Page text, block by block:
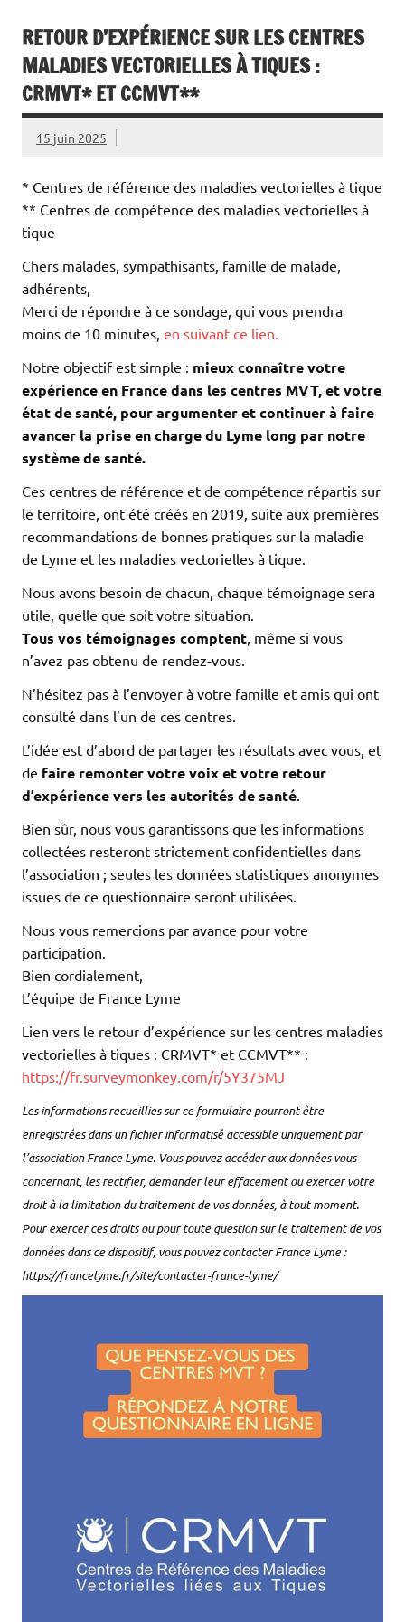
RETOUR D’EXPÉRIENCE SUR LES CENTRES
MALADIES VECTORIELLES À TIQUES :
CRMVT* ET CCMVT**
15 juin 2025
* Centres de référence des maladies vectorielles à tique
** Centres de compétence des maladies vectorielles à
tique
Chers malades, sympathisants, famille de malade,
adhérents,
Merci de répondre à ce sondage, qui vous prendra
moins de 10 minutes, en suivant ce lien.
Notre objectif est simple : mieux connaître votre
expérience en France dans les centres MVT, et votre
état de santé, pour argumenter et continuer à faire
avancer la prise en charge du Lyme long par notre
système de santé.
Ces centres de référence et de compétence répartis sur
le territoire, ont été créés en 2019, suite aux premières
recommandations de bonnes pratiques sur la maladie
de Lyme et les maladies vectorielles à tique.
Nous avons besoin de chacun, chaque témoignage sera
utile, quelle que soit votre situation.
Tous vos témoignages comptent , même si vous
n’avez pas obtenu de rendez-vous.
N’hésitez pas à l’envoyer à votre famille et amis qui ont
consulté dans l’un de ces centres.
L’idée est d’abord de partager les résultats avec vous, et
de faire remonter votre voix et votre retour
d’expérience vers les autorités de santé
Bien sûr, nous vous garantissons que les informations
collectées resteront strictement confidentielles dans
l’association ; seules les données statistiques anonymes
issues de ce questionnaire seront utilisées.
Nous vous remercions par avance pour votre
participation.
Bien cordialement,
L’équipe de France Lyme
Lien vers le retour d’expérience sur les centres maladies
vectorielles à tiques : CRMVT* et CCMVT** :
https://fr.surveymonkey.com/r/5Y375MJ
Les informations recueillies sur ce formulaire pourront être
enregistrées dans un fichier informatisé accessible uniquement par
l’association France Lyme. Vous pouvez accéder aux données vous
concernant, les rectifier, demander leur effacement ou exercer votre
droit à la limitation du traitement de vos données, à tout moment.
Pour exercer ces droits ou pour toute question sur le traitement de vos
données dans ce dispositif, vous pouvez contacter France Lyme :
https://francelyme.fr/site/contacter-france-lyme/